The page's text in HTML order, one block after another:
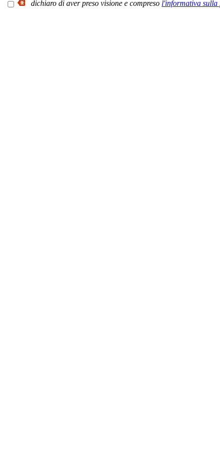
dichiaro di aver preso visione e compreso l'informativa sulla